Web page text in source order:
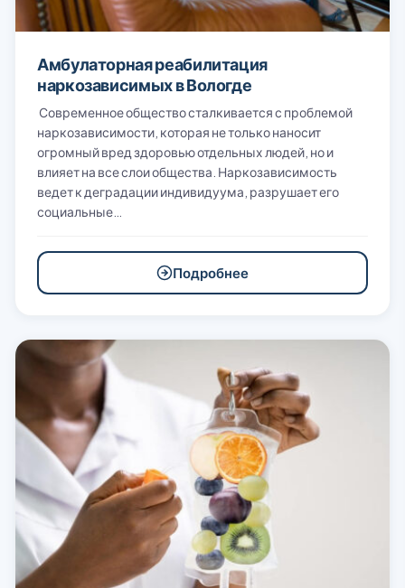
Амбулаторная реабилитация
наркозависимых в Вологде
Современное общество сталкивается с проблемой
наркозависимости, которая не только наносит
огромный вред здоровью отдельных людей, но и
влияет на все слои общества. Наркозависимость
ведет к деградации индивидуума, разрушает его
социальные…
Подробнее